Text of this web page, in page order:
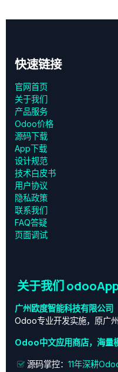
快速链接
官网首页
关于我们
产品服务
Odoo价格
源码下载
App下载
设计规范
技术白皮书
用户协议
‎隐私政策‎
联系我们
FAQ答疑
页面调试
关于我们
广州欧度智能科技有限公司
Odoo专业开发实施，原广
Odoo中文应用商店，海量
源码掌控： 11年深耕